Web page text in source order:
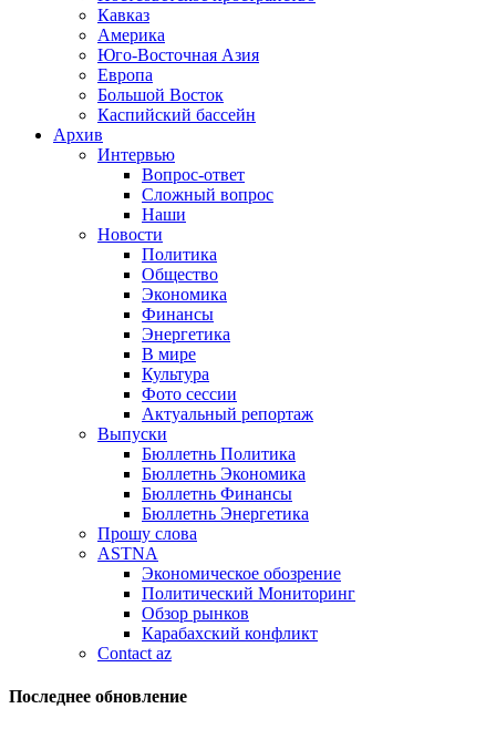
Кавказ
Америка
Юго-Восточная Азия
Европа
Большой Восток
Каспийский бассейн
Архив
Интервью
Вопрос-ответ
Сложный вопрос
Наши
Новости
Политика
Общество
Экономика
Финансы
Энергетика
В мире
Культура
Фото сессии
Актуальный репортаж
Выпуски
Бюллетнь Политика
Бюллетнь Экономика
Бюллетнь Финансы
Бюллетнь Энергетика
Прошу слова
ASTNA
Экономическое обозрение
Политический Мониторинг
Обзор рынков
Карабахский конфликт
Contact az
Последнее обновление